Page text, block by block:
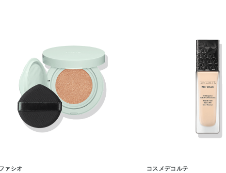
ァシオ コスメデコルテ